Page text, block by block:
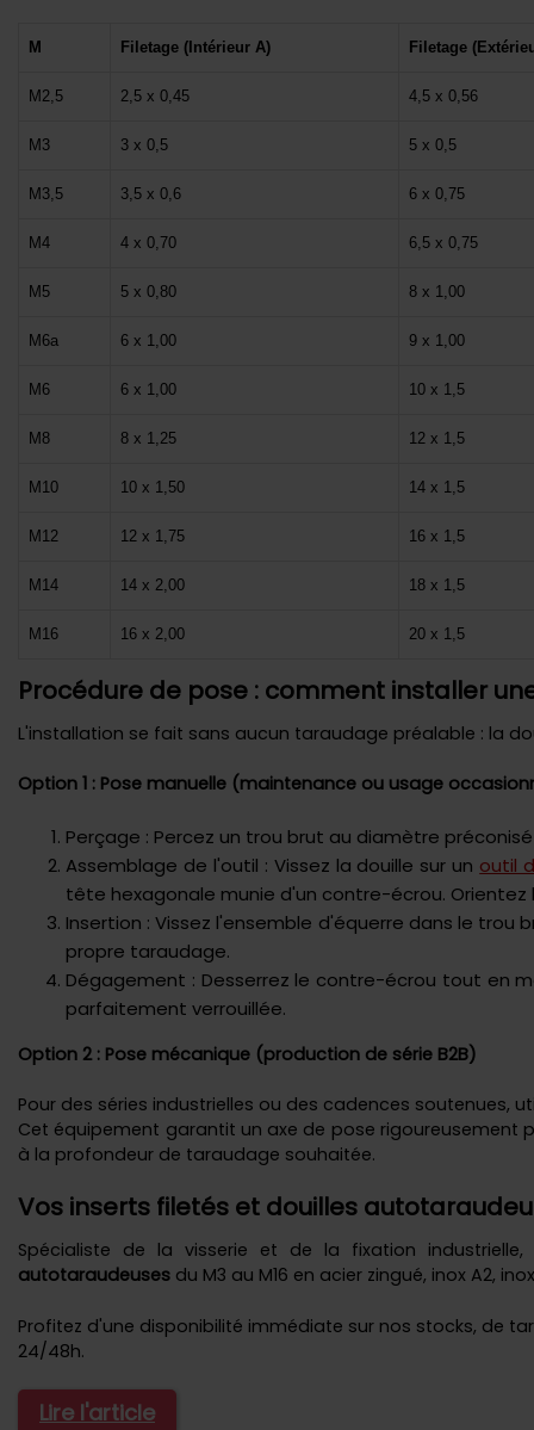
M Filetage (Intérieur A) Filetage
M2,5 2,5 x 0,45 4,5 x 0,56
M3 3 x 0,5 5 x 0,5
M3,5 3,5 x 0,6 6 x 0,75
M4 4 x 0,70 6,5 x 0,75
M5 5 x 0,80 8 x 1,00
M6a 6 x 1,00 9 x 1,00
M6 6 x 1,00 10 x 1,5
M8 8 x 1,25 12 x 1,5
M10 10 x 1,50 14 x 1,5
M12 12 x 1,75 16 x 1,5
M14 14 x 2,00 18 x 1,5
M16 16 x 2,00 20 x 1,5
Procédure de pose : comment installer
L'installation se fait sans aucun taraudage préalable : la
Option 1 : Pose manuelle (maintenance ou usage
Perçage : Percez un trou brut au diamètre
Assemblage de l'outil : Vissez la douille sur un outil
tête hexagonale munie d'un contre-écrou.
Insertion : Vissez l'ensemble d'équerre dans le
propre taraudage.
Dégagement : Desserrez le contre-écrou tout en
parfaitement verrouillée.
Option 2 : Pose mécanique (production de série B2B)
Pour des séries industrielles ou des cadences soutenues,
Cet équipement garantit un axe de pose
à la profondeur de taraudage souhaitée.
Vos inserts filetés et douilles
Spécialiste de la visserie et de la fixation
autotaraudeuses du M3 au M16 en acier zingué, inox A2,
Profitez d'une disponibilité immédiate sur nos stocks, de
24/48h.
Lire l'article